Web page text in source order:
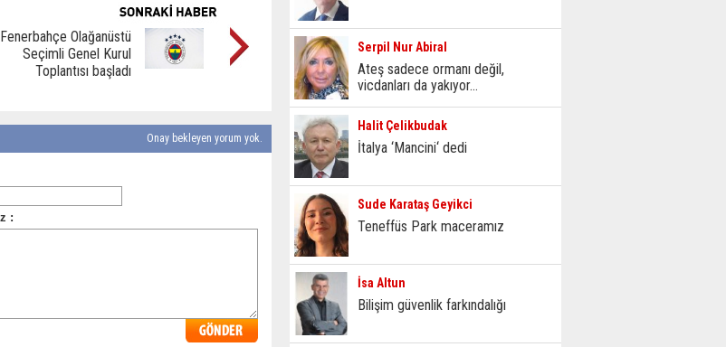
Fenerbahçe Olağanüstü
Seçimli Genel Kurul
Toplantısı başladı
Onay bekleyen yorum yok.
Serpil Nur Abiral
Ateş sadece ormanı değil,
vicdanları da yakıyor...
Halit Çelikbudak
İtalya ‘Mancini‘ dedi
Sude Karataş Geyikci
Teneffüs Park maceramız
İsa Altun
Bilişim güvenlik farkındalığı